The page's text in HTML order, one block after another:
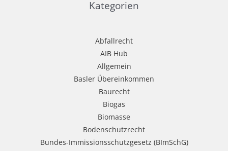
Kategorien
Abfallrecht
AIB Hub
Allgemein
Basler Übereinkommen
Baurecht
Biogas
Biomasse
Bodenschutzrecht
Bundes-Immissionsschutzgesetz (BImSchG)